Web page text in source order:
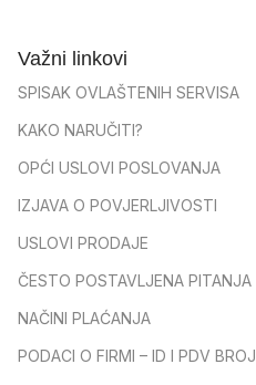
Važni linkovi
SPISAK OVLAŠTENIH SERVISA
KAKO NARUČITI?
OPĆI USLOVI POSLOVANJA
IZJAVA O POVJERLJIVOSTI
USLOVI PRODAJE
ČESTO POSTAVLJENA PITANJA
NAČINI PLAĆANJA
PODACI O FIRMI – ID I PDV BROJ